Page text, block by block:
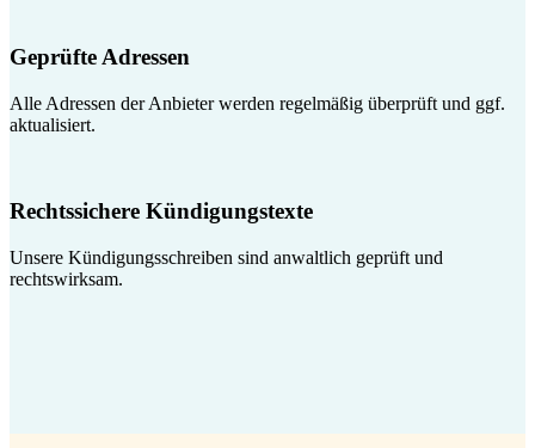
Geprüfte Adressen
Alle Adressen der Anbieter werden regelmäßig überprüft und ggf.
aktualisiert.
Rechtssichere Kündigungstexte
Unsere Kündigungsschreiben sind anwaltlich geprüft und
rechtswirksam.